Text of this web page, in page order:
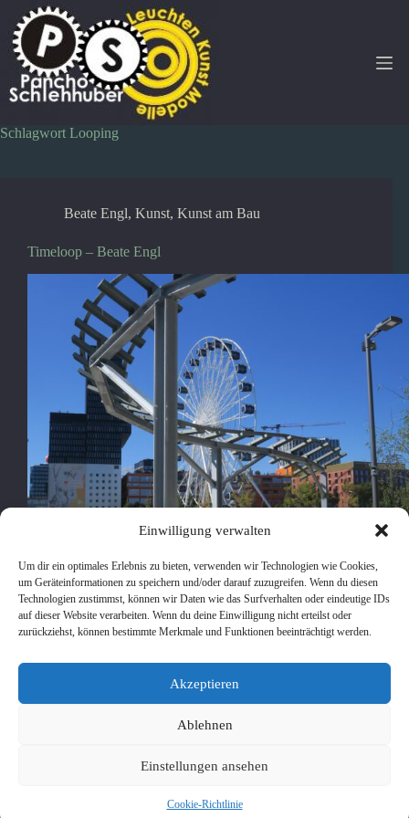
Einwilligung verwalten
Um dir ein optimales Erlebnis zu bieten, verwenden wir Technologien wie Cookies,
um Geräteinformationen zu speichern und/oder darauf zuzugreifen. Wenn du diesen
Technologien zustimmst, können wir Daten wie das Surfverhalten oder eindeutige IDs
auf dieser Website verarbeiten. Wenn du deine Einwilligung nicht erteilst oder
zurückziehst, können bestimmte Merkmale und Funktionen beeinträchtigt werden.
Akzeptieren
Ablehnen
Einstellungen ansehen
Cookie-Richtlinie
Inhalt
springen
Schlagwort Looping
Beate Engl, Kunst, Kunst am Bau
Timeloop – Beate Engl
Haagerstr. 18, München Konstruktion und Bau: Leuchten-
Modelle Pancho Schlehhuber Ausgehend von alten
Gleisen, die zwischen dem Gebäude und Sportplatz
22. September 2022